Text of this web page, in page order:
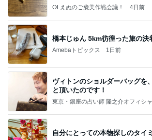
OLえぬのご褒美作戦会議！ 4日前
橋本じゅん 5km彷徨った旅の決
Amebaトピックス 1日前
ヴィトンのショルダーバッグを
と頂いたのです！
東京・銀座の占い師 隆之介オフィシャ
自分にとっての本物探しのタイ